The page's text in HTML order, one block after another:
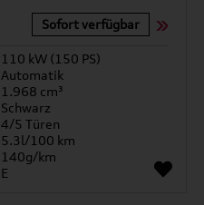
Sofort verfügbar
110 kW (150 PS)
Automatik
1.968 cm³
Schwarz
4/5 Türen
5.3l/100 km
140g/km
E